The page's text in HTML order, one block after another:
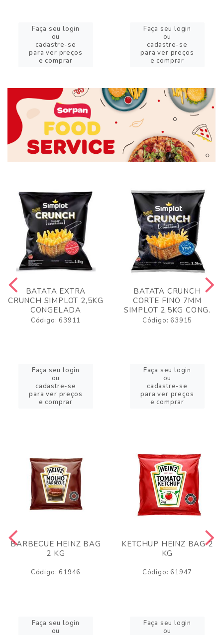
Faça seu login
ou
cadastre-se
para ver preços
e comprar
Faça seu login
ou
cadastre-se
para ver preços
e comprar
BATATA EXTRA
CRUNCH SIMPLOT 2,5KG
CONGELADA
Código: 63911
Faça seu login
ou
cadastre-se
para ver preços
e comprar
BATATA CRUNCH
CORTE FINO 7MM
SIMPLOT 2,5KG CONG.
Código: 63915
Faça seu login
ou
cadastre-se
para ver preços
e comprar
BARBECUE HEINZ BAG
2 KG
Código: 61946
Faça seu login
ou
KETCHUP HEINZ BAG 2
KG
Código: 61947
Faça seu login
ou